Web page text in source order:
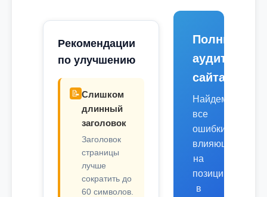
Рекомендации
по улучшению
📝 Слишком
длинный
заголовок
Заголовок
страницы
лучше
сократить до
60 символов.
Полный
аудит
сайта
Найдем
все
ошибки,
влияющие
на
позиции
в